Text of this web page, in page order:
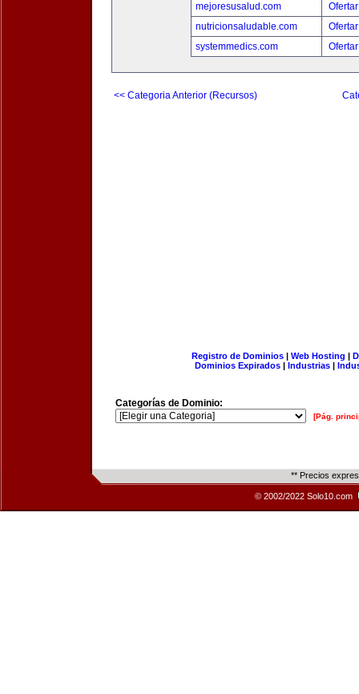
mejoresusalud.com
nutricionsaludable.com
systemmedics.com
<< Categoria Anterior (Recursos)
Registro de Dominios| Web Hosting |
Dominios Expirados | Industrias |
Categorías de Dominio:
[Pág.
** Precios
© 2002/2022 Solo10.com